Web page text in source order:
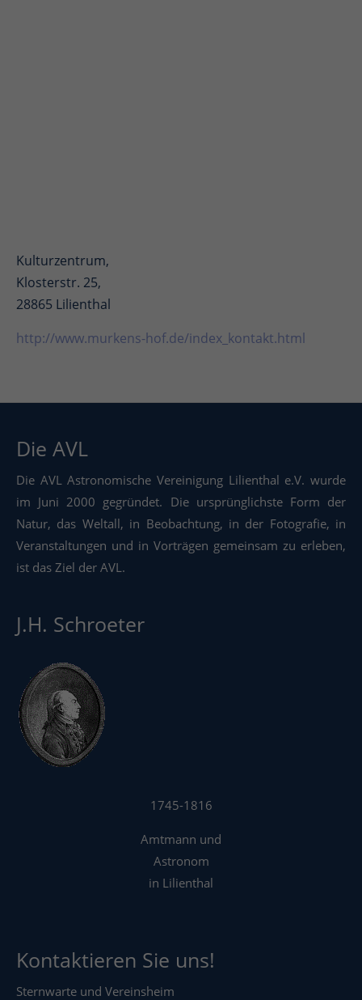
Kulturzentrum,
Klosterstr. 25,
28865 Lilienthal
http://www.murkens-hof.de/index_kontakt.html
Die AVL
Die AVL Astronomische Vereinigung Lilienthal e.V. wurde
im Juni 2000 gegründet. Die ursprünglichste Form der
Natur, das Weltall, in Beobachtung, in der Fotografie, in
Veranstaltungen und in Vorträgen gemeinsam zu erleben,
ist das Ziel der AVL.
J.H. Schroeter
1745-1816
Amtmann und
Astronom
in Lilienthal
Kontaktieren Sie uns!
Sternwarte und Vereinsheim